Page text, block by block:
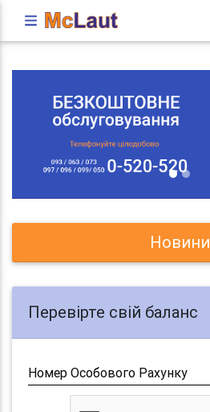
Новини
Перевірте свій баланс
Номер Особового Рахунку